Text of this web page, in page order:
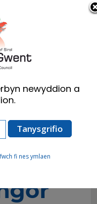
Cyngor
newyddion a
fi nes ymlaen